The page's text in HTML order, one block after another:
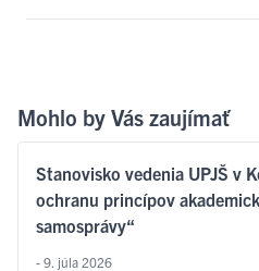
Mohlo by Vás zaujímať
Stanovisko vedenia UPJŠ v
ochranu princípov
samosprávy“
- 9. júla 2026